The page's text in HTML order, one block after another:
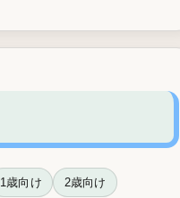
1歳向け 2歳向け